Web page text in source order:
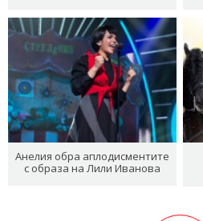
Анелия обра аплодисментите
с образа на Лили Иванова